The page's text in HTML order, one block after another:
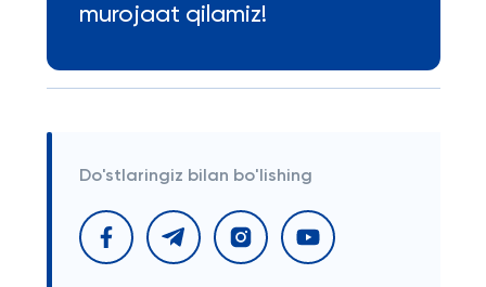
murojaat qilamiz!
Do'stlaringiz bilan bo'lishing